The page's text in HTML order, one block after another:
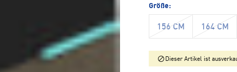
Größe:
156 CM 164 CM
Dieser Artikel ist